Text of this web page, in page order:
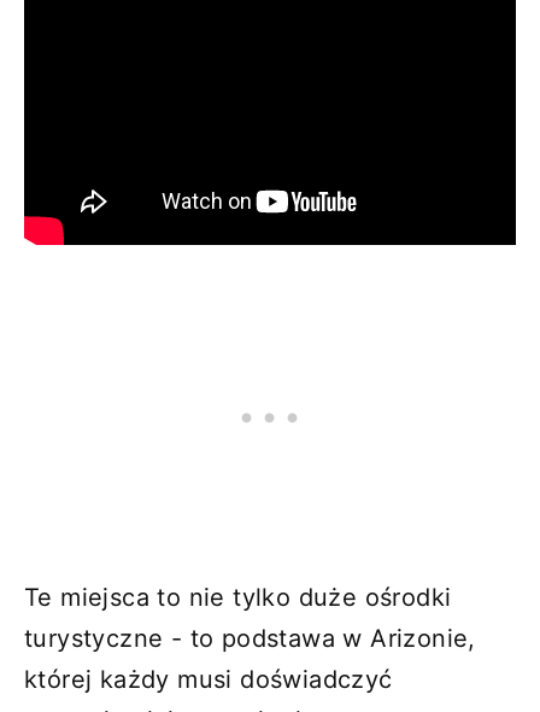
Te miejsca to nie tylko duże ośrodki
turystyczne - to podstawa w Arizonie,
której każdy musi doświadczyć